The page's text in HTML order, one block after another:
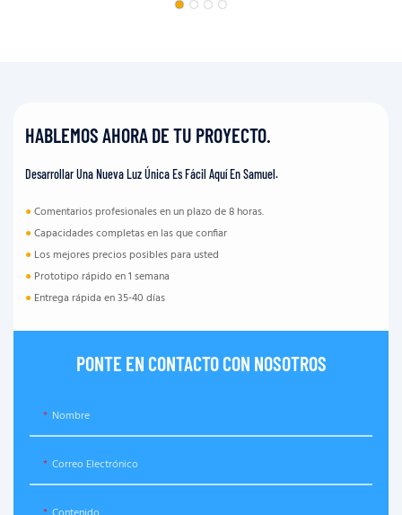
HABLEMOS AHORA DE TU PROYECTO.
Desarrollar Una Nueva Luz Única Es Fácil Aquí En Samuel.
●Comentarios profesionales en un plazo de 8 horas.
●Capacidades completas en las que confiar
● Los mejores precios posibles para usted
● Prototipo rápido en 1 semana
● Entrega rápida en 35-40 días
PONTE EN CONTACTO CON NOSOTROS
Nombre
Correo Electrónico